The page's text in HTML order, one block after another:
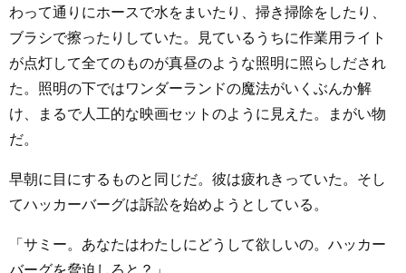
わって通りにホースで水をまいたり、掃き掃除をしたり、
ブラシで擦ったりしていた。見ているうちに作業用ライト
が点灯して全てのものが真昼のような照明に照らしだされ
た。照明の下ではワンダーランドの魔法がいくぶんか解
け、まるで人工的な映画セットのように見えた。まがい物
だ。
早朝に目にするものと同じだ。彼は疲れきっていた。そし
てハッカーバーグは訴訟を始めようとしている。
「サミー。あなたはわたしにどうして欲しいの。ハッカー
バーグを脅迫しろと？」